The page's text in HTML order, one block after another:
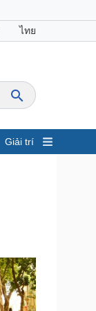
ไทย
Giải trí